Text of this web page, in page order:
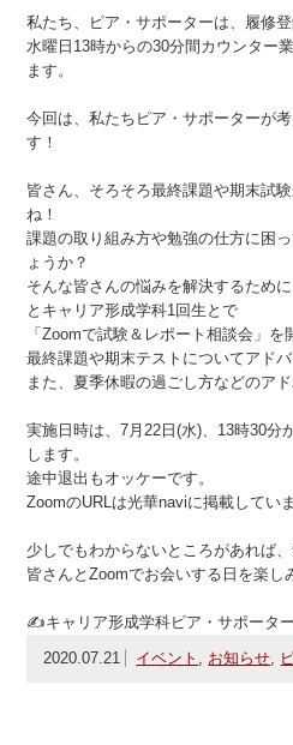
私たち、ピア・サポーターは、履修
水曜日13時からの30分間カウンター
ます。
今回は、私たちピア・サポーターが
す！
皆さん、そろそろ最終課題や期末試
ね！
課題の取り組み方や勉強の仕方に困
ょうか？
そんな皆さんの悩みを解決するため
とキャリア形成学科1回生とで
「Zoomで試験＆レポート相談会」を
最終課題や期末テストについてアド
また、夏季休暇の過ごし方などのア
実施日時は、7月22日(水)、13時30分
します。
途中退出もオッケーです。
ZoomのURLは光華naviに掲載してい
少しでもわからないところがあれば
皆さんとZoomでお会いする日を楽し
✍キャリア形成学科ピア・サポーター
2020.07.21
イベント , お知らせ,